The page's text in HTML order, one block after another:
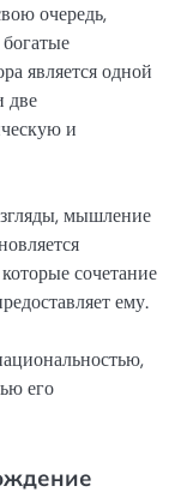
очередь,
является одной
две
и
мышление
сочетание
ему.
его